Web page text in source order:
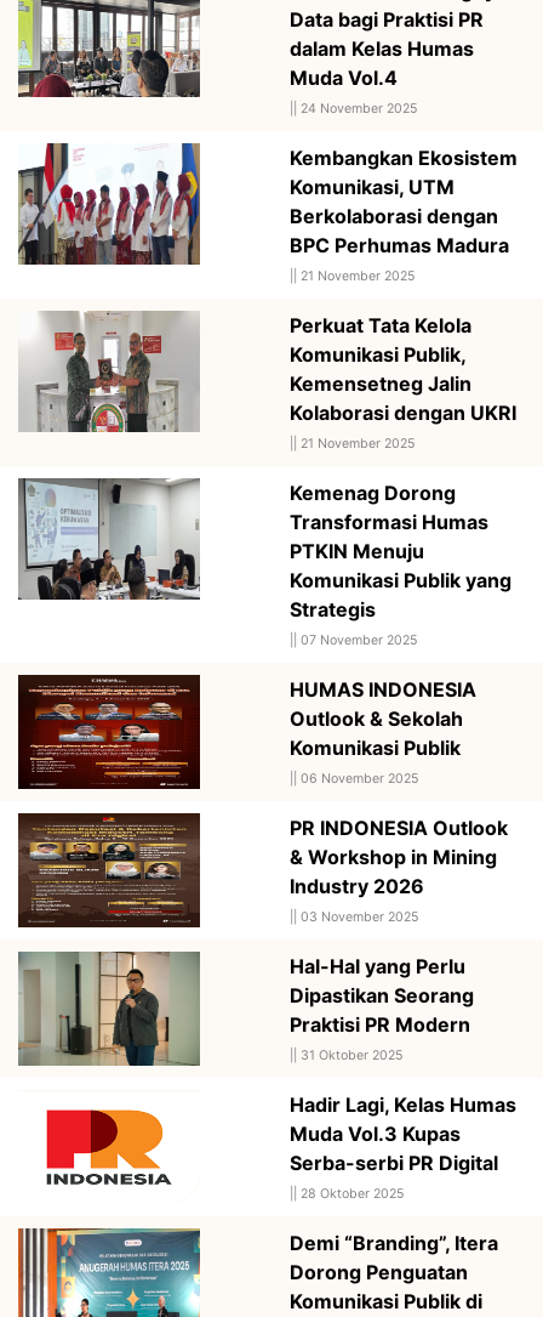
Data bagi Praktisi PR
dalam Kelas Humas
Muda Vol.4
24 November 2025
Kembangkan Ekosistem
Komunikasi, UTM
Berkolaborasi dengan
BPC Perhumas Madura
21 November 2025
Perkuat Tata Kelola
Komunikasi Publik,
Kemensetneg Jalin
Kolaborasi dengan UKRI
21 November 2025
Kemenag Dorong
Transformasi Humas
PTKIN Menuju
Komunikasi Publik yang
Strategis
07 November 2025
HUMAS INDONESIA
Outlook & Sekolah
Komunikasi Publik
06 November 2025
PR INDONESIA Outlook
& Workshop in Mining
Industry 2026
03 November 2025
Hal-Hal yang Perlu
Dipastikan Seorang
Praktisi PR Modern
31 Oktober 2025
Hadir Lagi, Kelas Humas
Muda Vol.3 Kupas
Serba-serbi PR Digital
28 Oktober 2025
Demi “Branding”, Itera
Dorong Penguatan
Komunikasi Publik di